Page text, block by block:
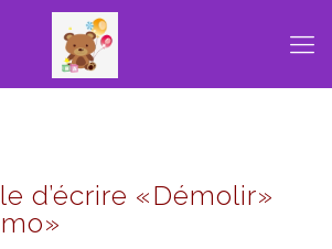
d’écrire «Démolir»